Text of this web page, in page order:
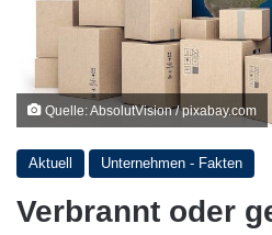
Quelle: AbsolutVision / pixabay.com
Aktuell Unternehmen - Fakten
Verbrannt oder